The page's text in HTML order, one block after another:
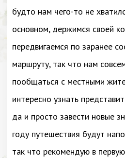
будто нам чего-то не
основном, держимся своей
передвигаемся по заранее
маршруту, так что нам
пообщаться с местными
интересно узнать
да и просто завести новые
году путешествия будут
так что рекомендую в